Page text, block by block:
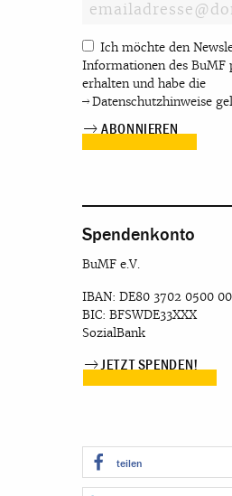
Ich möchte den
Informationen des BuMF
erhalten und habe die
Datenschutzhinweise
Spendenkonto
BuMF e.V.
IBAN: DE80 3702 0500
BIC: BFSWDE33XXX
SozialBank
JETZT SPENDEN!
teilen